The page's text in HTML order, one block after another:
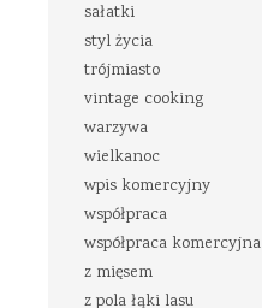
sałatki
styl życia
trójmiasto
vintage cooking
warzywa
wielkanoc
wpis komercyjny
współpraca
współpraca komercyjna
z mięsem
z pola łąki lasu